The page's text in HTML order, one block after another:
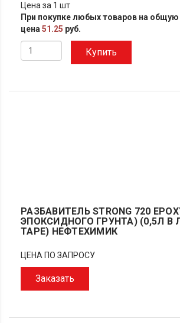
Цена за 1 шт
При покупке любых товаров на общую
цена 51.25 руб.
Купить
РАЗБАВИТЕЛЬ STRONG 720
ЭПОКСИДНОГО ГРУНТА) (0,5Л В
ТАРЕ) НЕФТЕХИМИК
ЦЕНА ПО ЗАПРОСУ
Заказать